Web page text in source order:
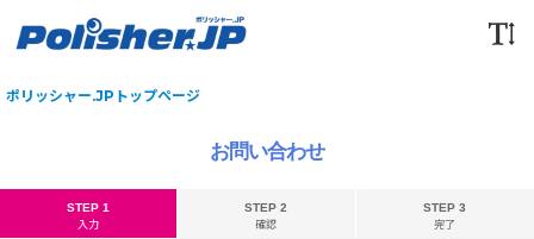
ポリッシャー.JPトップページ
お問い合わせ
STEP 1
入力
STEP 2
確認
STEP 3
完了